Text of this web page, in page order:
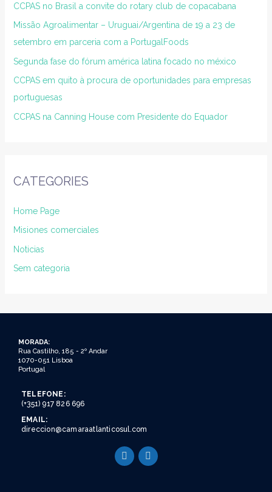
CCPAS no Brasil a convite do rotary club de copacabana
Missão Agroalimentar – Uruguai/Argentina de 19 a 23 de
setembro em parceria com a PortugalFoods
Segunda fase do fórum américa latina focado no méxico
CCPAS em quito à procura de oportunidades para empresas
portuguesas
CCPAS na Canning House com Presidente do Equador
CATEGORIES
Home Page
Misiones comerciales
Noticias
Sem categoria
MORADA:
Rua Castilho, 185 - 2º Andar
1070-051 Lisboa
Portugal
TELEFONE:
(+351) 917 826 696
EMAIL:
direccion@camaraatlanticosul.com